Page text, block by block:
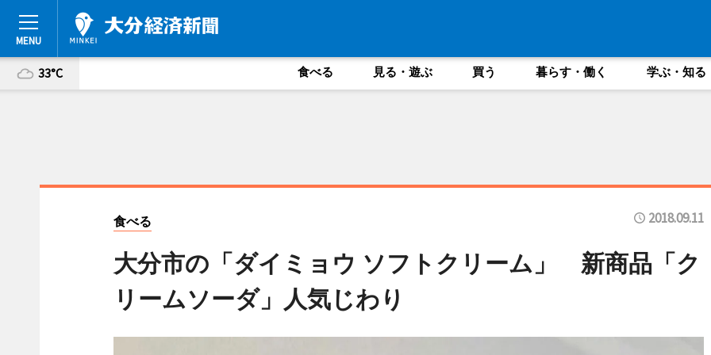
33°C 食べる 見る・遊ぶ 買う 暮らす・働く 学ぶ・知る
食べる 2018.09.11
大分市の「ダイミョウ ソフトクリーム」 新商品「ク
リームソーダ」人気じわり